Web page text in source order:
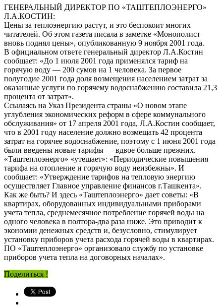
ГЕНЕРАЛЬНЫЙ ДИРЕКТОР ПО «ТАШТЕПЛОЭНЕРГО»
Л.А.КОСТИН:
Цены за теплоэнергию растут, и это беспокоит многих
читателей. Об этом газета писала в заметке «Монополист
вновь поднял цены», опубликованную 9 ноября 2001 года.
В официальном ответе генеральный директор Л.А.Костин
сообщает: «До 1 июля 2001 года применялся тариф на
горячую воду — 200 сумов на 1 человека. За первое
полугодие 2001 года доля возмещения населением затрат за
оказанные услуги по горячему водоснабжению составила 21,3
процента от затрат».
Ссылаясь на Указ Президента страны «О новом этапе
углубления экономических реформ в сфере коммунального
обслуживания» от 17 апреля 2001 года, Л.А.Костин сообщает,
что в 2001 году население должно возмещать 42 процента
затрат на горячее водоснабжение, поэтому с 1 июня 2001 года
были введены новые тарифы — вдвое больше прежних.
«Таштеплоэнерго» «утешает»: «Периодические повышения
тарифа на отопление и горячую воду неизбежны». И
сообщает: «Утверждение тарифов на тепловую энергию
осуществляет Главное управление финансов г.Ташкента».
Как же быть? И здесь «Таштеплоэнерго» дает советы: «В
квартирах, оборудованных индивидуальными приборами
учета тепла, среднемесячное потребление горячей воды на
одного человека в полтора-два раза ниже. Это приводит к
экономии денежных средств и, безусловно, стимулирует
установку приборов учета расхода горячей воды в квартирах.
ПО «Таштеплоэнерго» организовало службу по установке
приборов учета тепла на договорных началах».
Поделиться !